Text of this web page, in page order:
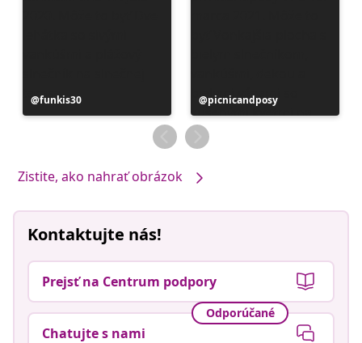
Príspevok
zverejnil
funkis30
Príspevok
zverejnil
picnicandposy
Zistite, ako nahrať obrázok
Kontaktujte nás!
Prejsť na Centrum podpory
Odporúčané
Chatujte s nami